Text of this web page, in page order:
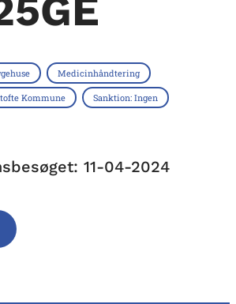
Medicinhåndtering
Kommune Sanktion: Ingen
11-04-2024